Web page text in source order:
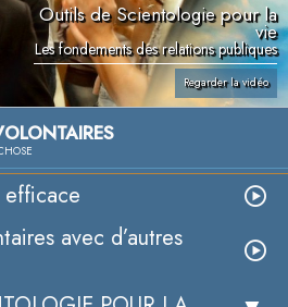
Outils de Scientologie pour la
vie
Les fondements des relations publiques
Regarder la vidéo
avec d’autres